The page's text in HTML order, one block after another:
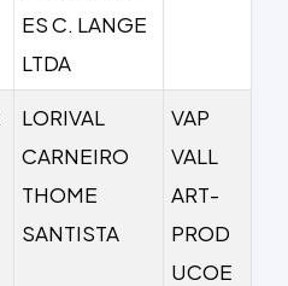
ES C. LANGE
LTDA
LORIVAL
CARNEIRO
THOME
SANTISTA
VAP
VALL
ART-
PROD
UCOE